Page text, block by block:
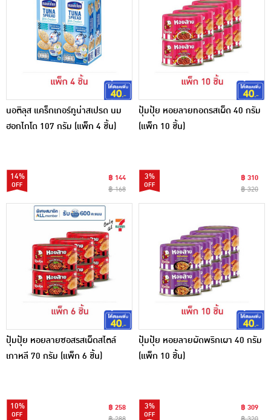
นอติลุส แคร็กเกอร์ทูน่าสเปรด นม
ฮอกไกโด 107 กรัม (แพ็ก 4 ชิ้น)
14%
฿ 144
฿ 168
ปุ้มปุ้ย หอยลายทอดรสเผ็ด 40 กรัม
(แพ็ก 10 ชิ้น)
3%
฿ 310
฿ 320
ปุ้มปุ้ย หอยลายซอสรสเผ็ดสไตล์
เกาหลี 70 กรัม (แพ็ก 6 ชิ้น)
10%
฿ 258
ปุ้มปุ้ย หอยลายผัดพริกเผา 40 กรัม
(แพ็ก 10 ชิ้น)
3%
฿ 309